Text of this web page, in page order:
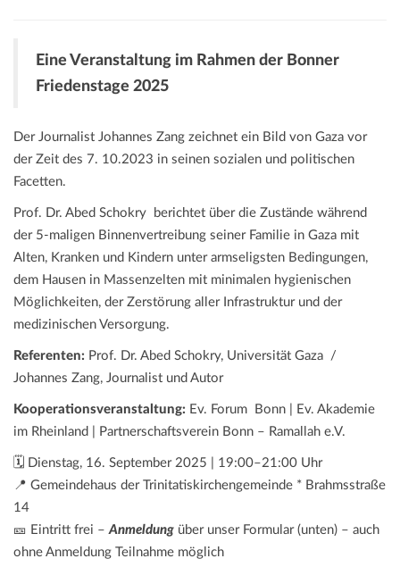
Eine Veranstaltung im Rahmen der Bonner
Friedenstage 2025
Der Journalist Johannes Zang zeichnet ein Bild von Gaza vor
der Zeit des 7. 10.2023 in seinen sozialen und politischen
Facetten.
Prof. Dr. Abed Schokry berichtet über die Zustände während
der 5-maligen Binnenvertreibung seiner Familie in Gaza mit
Alten, Kranken und Kindern unter armseligsten Bedingungen,
dem Hausen in Massenzelten mit minimalen hygienischen
Möglichkeiten, der Zerstörung aller Infrastruktur und der
medizinischen Versorgung.
Referenten: Prof. Dr. Abed Schokry, Universität Gaza /
Johannes Zang, Journalist und Autor
Kooperationsveranstaltung: Ev. Forum Bonn | Ev. Akademie
im Rheinland | Partnerschaftsverein Bonn – Ramallah e.V.
🗓 Dienstag, 16. September 2025 | 19:00–21:00 Uhr
📍 Gemeindehaus der Trinitatiskirchengemeinde * Brahmsstraße
14
🎫 Eintritt frei –Anmeldung über unser Formular (unten) – auch
ohne Anmeldung Teilnahme möglich